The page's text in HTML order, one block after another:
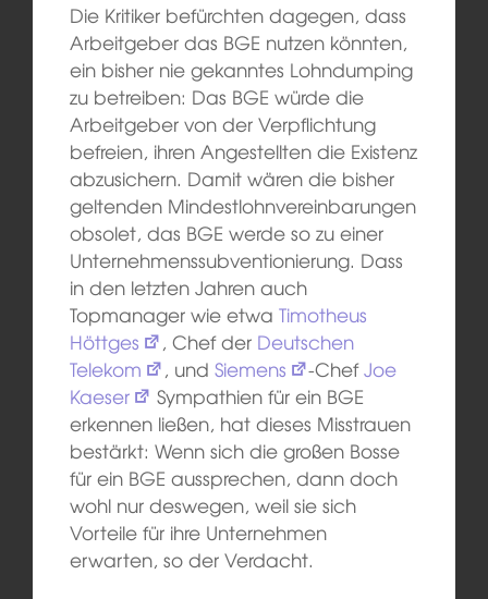
Die Kritiker befürchten dagegen, dass
Arbeitgeber das BGE nutzen könnten,
ein bisher nie gekanntes Lohndumping
zu betreiben: Das BGE würde die
Arbeitgeber von der Verpflichtung
befreien, ihren Angestellten die Existenz
abzusichern. Damit wären die bisher
geltenden Mindestlohnvereinbarungen
obsolet, das BGE werde so zu einer
Unternehmenssubventionierung. Dass
in den letzten Jahren auch
Topmanager wie etwa Timotheus
Höttges
, Chef der Deutschen
Telekom
, und Siemens -ChefJoe
Kaeser
Sympathien für ein BGE
erkennen ließen, hat dieses Misstrauen
bestärkt: Wenn sich die großen Bosse
für ein BGE aussprechen, dann doch
wohl nur deswegen, weil sie sich
Vorteile für ihre Unternehmen
erwarten, so der Verdacht.